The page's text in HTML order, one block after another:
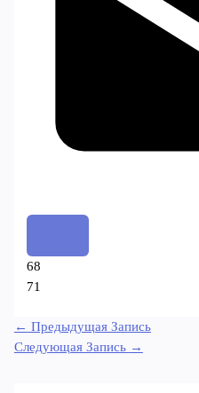
68
71
← Предыдущая Запись
Следующая Запись →